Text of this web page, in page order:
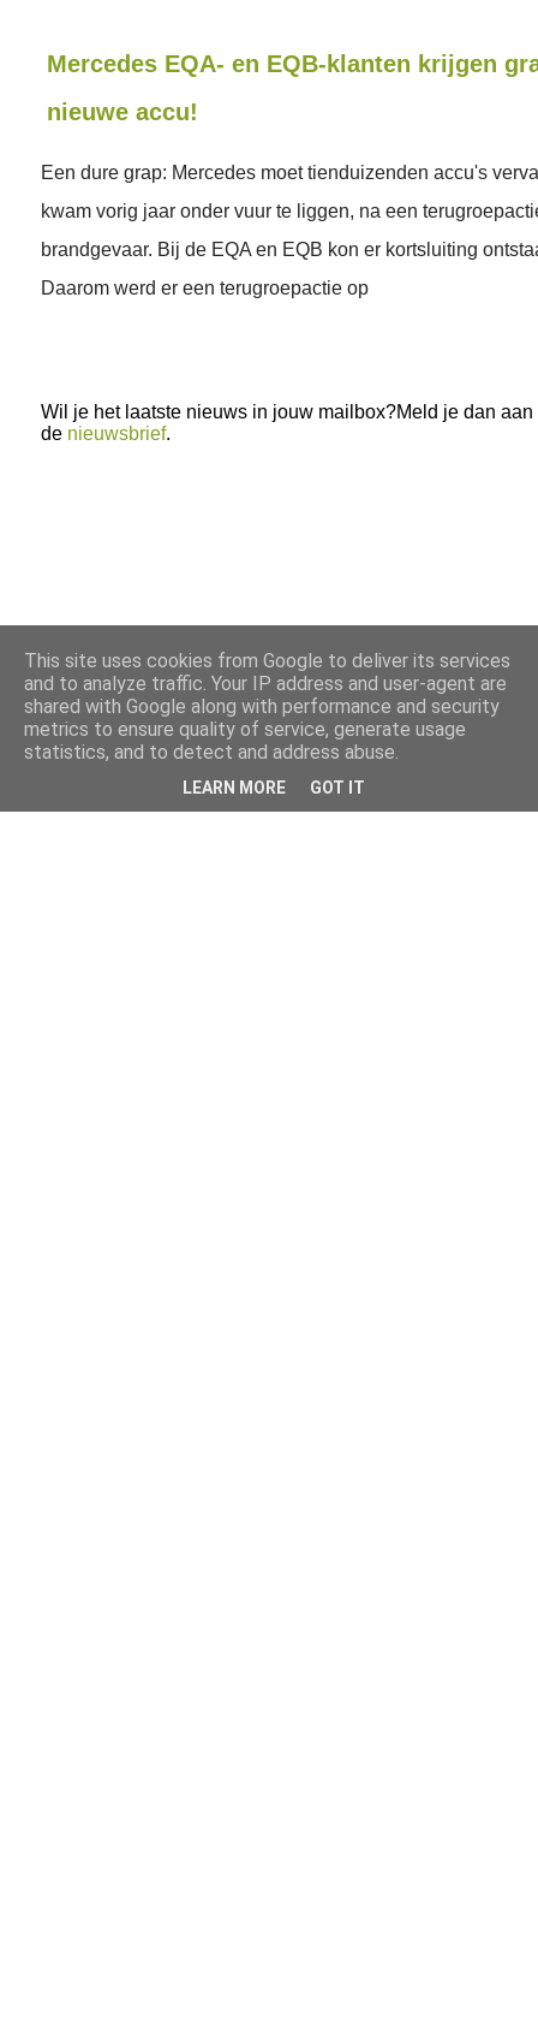
Mercedes EQA- en EQB-klanten krijgen
nieuwe accu!
Een dure grap: Mercedes moet tienduizenden accu's
kwam vorig jaar onder vuur te liggen, na een
brandgevaar. Bij de EQA en EQB kon er kortsluiting
Daarom werd er een terugroepactie op
Wil je het laatste nieuws in jouw mailbox?Meld je dan aan
de nieuwsbrief.
This site uses cookies from Google to deliver its services
and to analyze traffic. Your IP address and user-agent are
shared with Google along with performance and security
metrics to ensure quality of service, generate usage
statistics, and to detect and address abuse.
LEARN MORE GOT IT